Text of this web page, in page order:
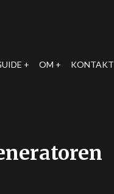
OM KONTAKT